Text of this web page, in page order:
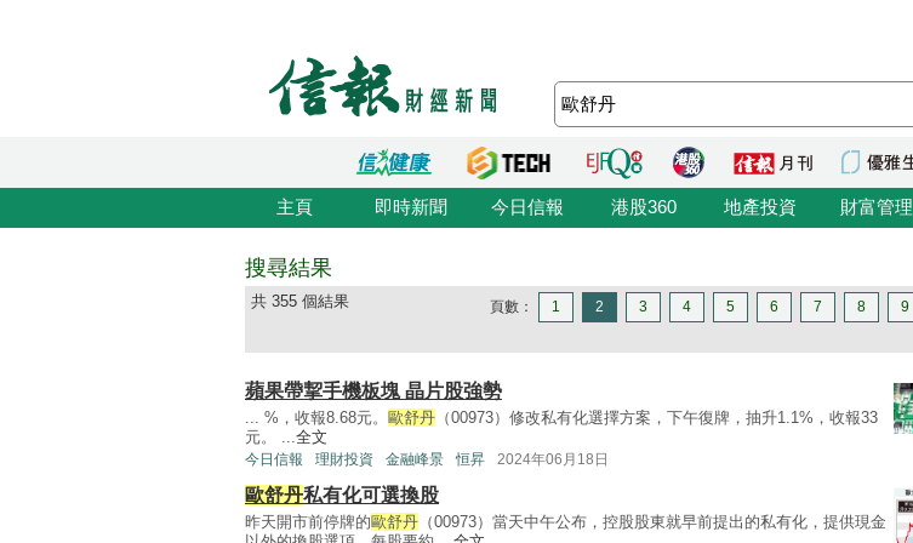
主頁 即時新聞 今日信報 港股360 地產投資 財富管理
搜尋結果
共 355 個結果 頁數： 1 2 3 4 5 6 7 8 9
蘋果帶挈手機板塊 晶片股強勢
... %，收報8.68元。 歐舒丹 （00973）修改私有化選擇方案，下午復牌，抽升1.1%，收報33
元。 ...全文
今日信報 理財投資 金融峰景 恒昇 2024年06月18日
歐舒丹私有化可選換股
昨天開市前停牌的歐舒丹 （00973）當天中午公布，控股股東就早前提出的私有化，提供現金